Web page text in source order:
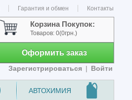
Гарантия и обмен Контакты
Корзина Покупок:
Товаров: 0(0грн.)
Оформить заказ
Зарегистрироваться | Войти
АВТОХИМИЯ